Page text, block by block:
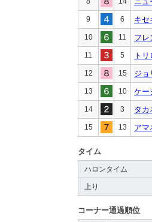
9 6 キセ
10 11 フレ
11 5 ト
12 15 ジョ
13 10 ケー
14 3 タカ
15 13 アマ
タイム
ハロンタイム
上り
コーナー通過順位